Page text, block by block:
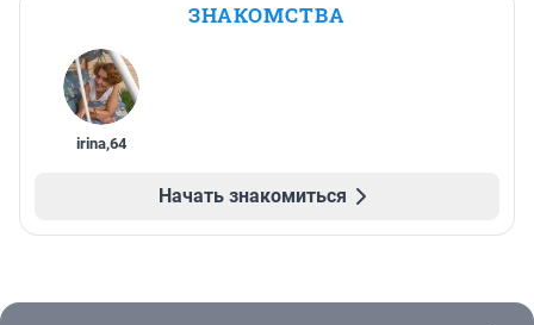
ЗНАКОМСТВА
irina,64
Начать знакомиться